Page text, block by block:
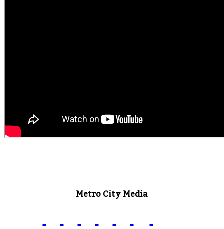
Metro City Media